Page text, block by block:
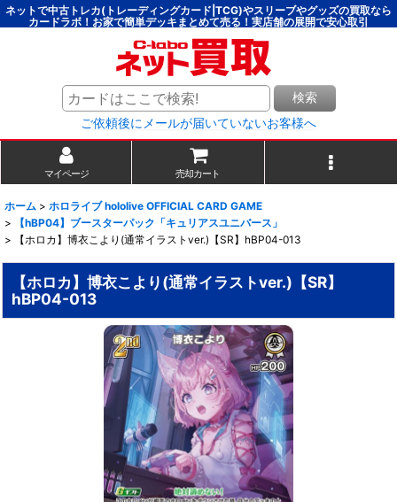
ネットで中古トレカ(トレーディングカード|TCG)やスリーブやグッズの買取なら
カードラボ！お家で簡単デッキまとめて売る！実店舗の展開で安心取引
検索
ご依頼後にメールが届いていないお客様へ
マイページ 売却カート
ホーム > ホロライブ hololive OFFICIAL CARD GAME
>
【hBP04】ブースターパック「キュリアスユニバース」
>
【ホロカ】博衣こより(通常イラストver.)【SR】hBP04-013
【ホロカ】博衣こより(通常イラストver.)【SR】
hBP04-013